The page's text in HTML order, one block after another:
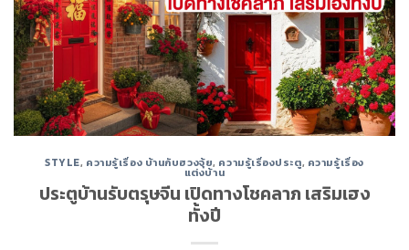
STYLE, ความรู้เรื่อง บ้านกับฮวงจุ้ย, ความรู้เรื่องประตู, ความรู้เรื่อง
แต่งบ้าน
ประตูบ้านรับตรุษจีน เปิดทางโชคลาภ เสริมเฮง
ทั้งปี